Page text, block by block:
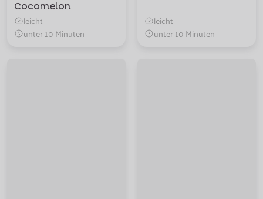
Cocomelon
leicht
unter 10 Minuten
leicht
unter 10 Minuten